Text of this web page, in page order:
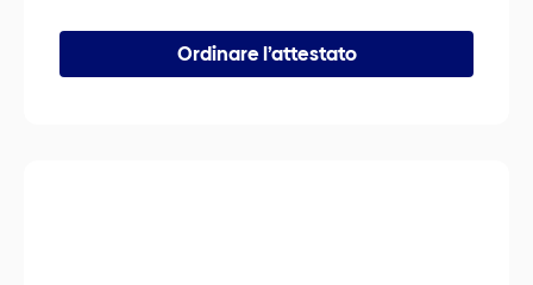
Ordinare l’attestato